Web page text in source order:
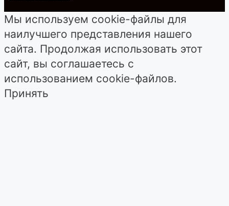
Мы используем cookie-файлы для
наилучшего представления нашего
сайта. Продолжая использовать этот
сайт, вы соглашаетесь с
использованием cookie-файлов.
Принять